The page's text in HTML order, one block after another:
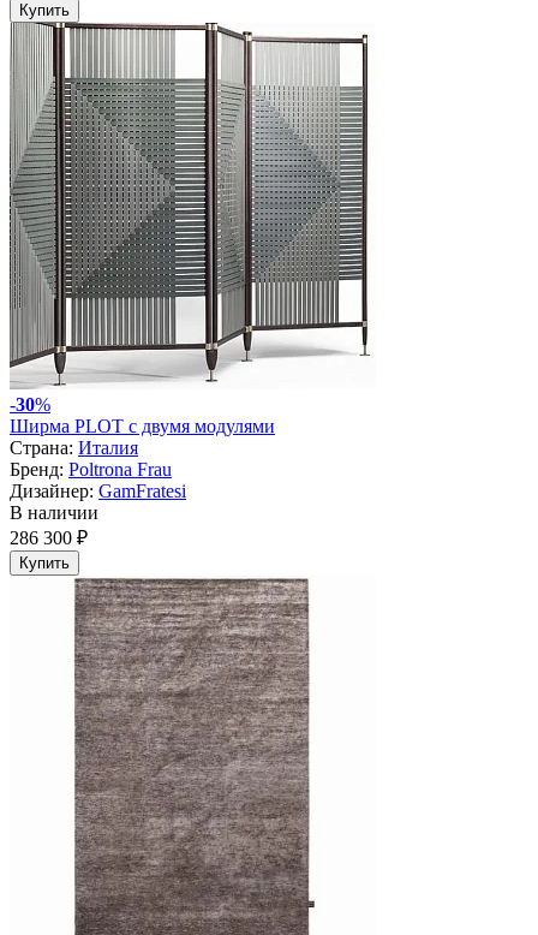
Купить
-30%
Ширма PLOT с двумя модулями
Страна: Италия
Бренд: Poltrona Frau
Дизайнер: GamFratesi
В наличии
286 300 ₽
Купить